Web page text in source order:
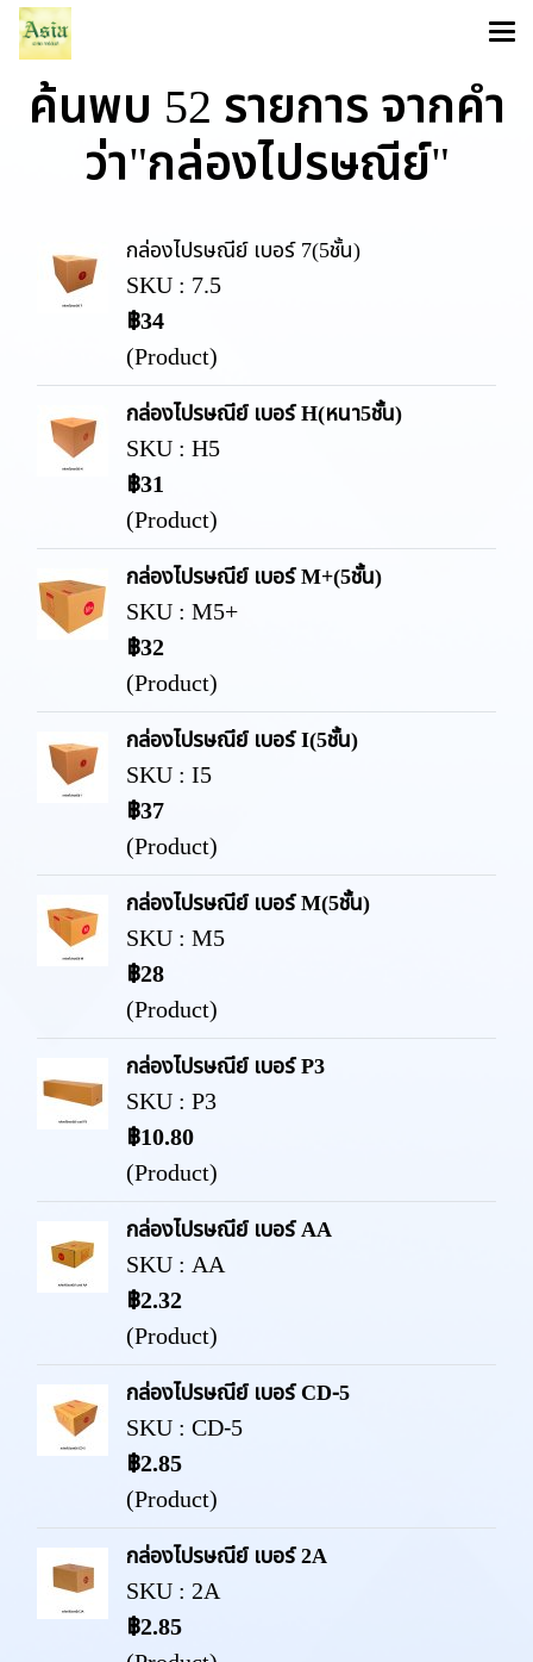
ค้นพบ 52 รายการ จากคำ
ว่า"กล่องไปรษณีย์"
กล่องไปรษณีย์ เบอร์ 7(5ชั้น)
SKU : 7.5
฿34
(Product)
กล่องไปรษณีย์ เบอร์ H(หนา5ชั้น)
SKU : H5
฿31
(Product)
กล่องไปรษณีย์ เบอร์ M+(5ชั้น)
SKU : M5+
฿32
(Product)
กล่องไปรษณีย์ เบอร์ I(5ชั้น)
SKU : I5
฿37
(Product)
กล่องไปรษณีย์ เบอร์ M(5ชั้น)
SKU : M5
฿28
(Product)
กล่องไปรษณีย์ เบอร์ P3
SKU : P3
฿10.80
(Product)
กล่องไปรษณีย์ เบอร์ AA
SKU : AA
฿2.32
(Product)
กล่องไปรษณีย์ เบอร์ CD-5
SKU : CD-5
฿2.85
(Product)
กล่องไปรษณีย์ เบอร์ 2A
SKU : 2A
฿2.85